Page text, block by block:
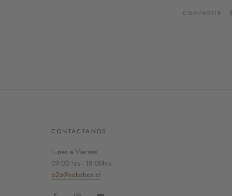
COMPARTIR
CONTÁCTANOS
Lunes a Viernes
09:00 hrs - 18:00hrs
b2b@sokobox.cl